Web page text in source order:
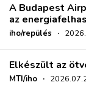
A Budapest
az
iho/repülés ·
Elkészült az
MTI/iho ·